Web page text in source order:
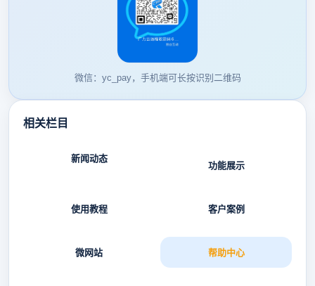
微信：yc_pay，手机端可长按识别二维码
相关栏目
新闻动态
功能展示
使用教程 客户案例
微网站 帮助中心